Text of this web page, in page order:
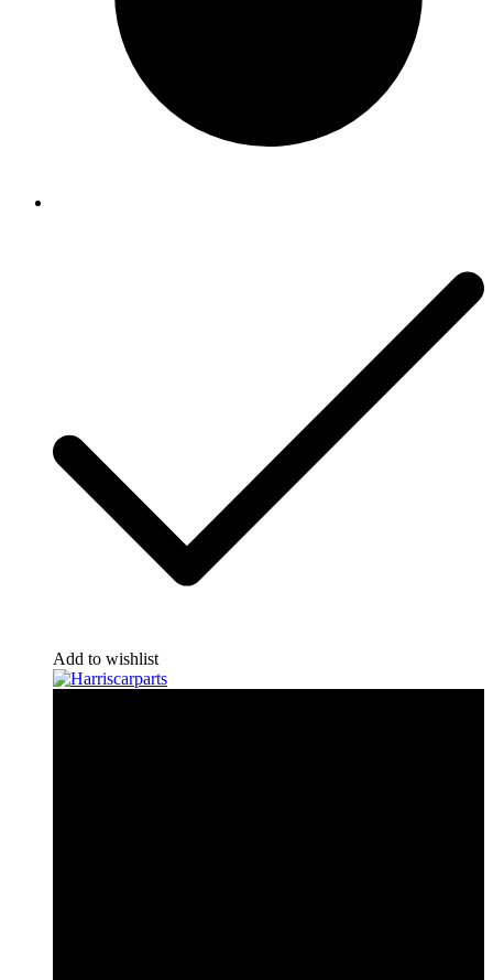
Add to wishlist